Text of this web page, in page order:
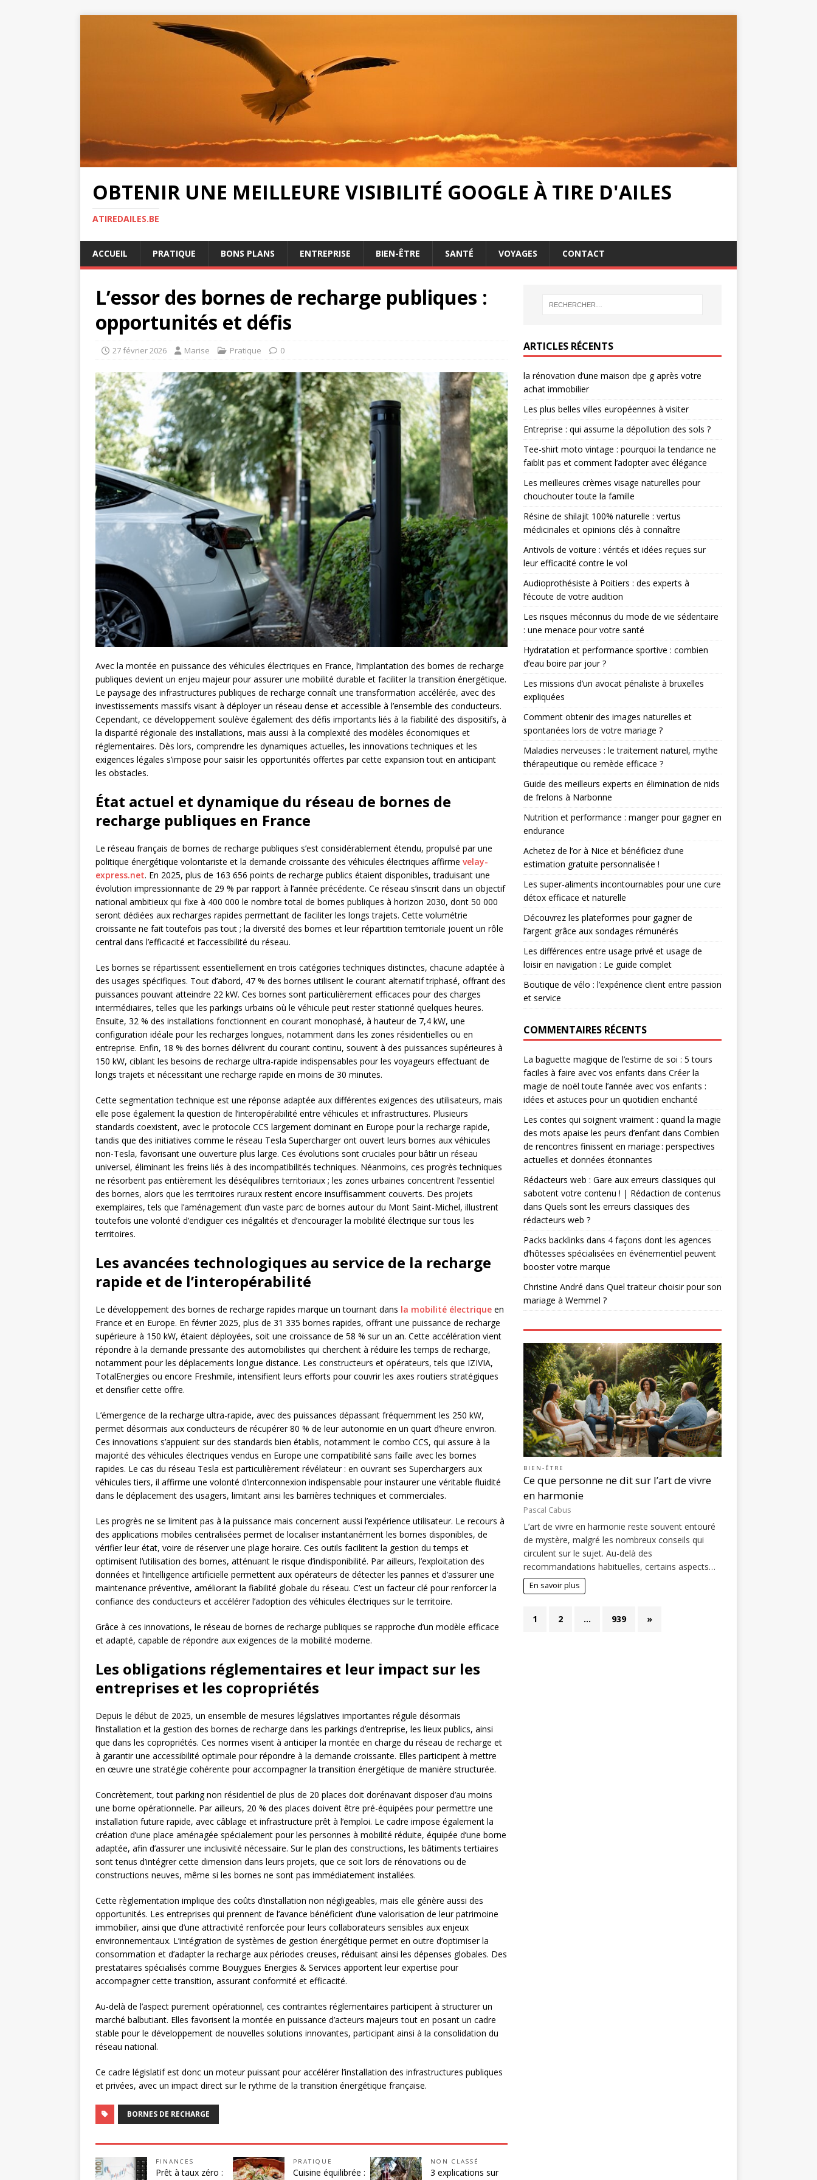
OBTENIR UNE MEILLEURE VISIBILITÉ GOOGLE À TIRE D'AILES
ATIREDAILES.BE
ACCUEIL PRATIQUE BONS PLANS ENTREPRISE BIEN-ÊTRE SANTÉ VOYAGES CONTACT
L’essor des bornes de recharge publiques :
opportunités et défis
27 février 2026 Marise Pratique 0
Avec la montée en puissance des véhicules électriques en France, l’implantation des bornes de recharge
publiques devient un enjeu majeur pour assurer une mobilité durable et faciliter la transition énergétique.
Le paysage des infrastructures publiques de recharge connaît une transformation accélérée, avec des
investissements massifs visant à déployer un réseau dense et accessible à l’ensemble des conducteurs.
Cependant, ce développement soulève également des défis importants liés à la fiabilité des dispositifs, à
la disparité régionale des installations, mais aussi à la complexité des modèles économiques et
réglementaires. Dès lors, comprendre les dynamiques actuelles, les innovations techniques et les
exigences légales s’impose pour saisir les opportunités offertes par cette expansion tout en anticipant
les obstacles.
État actuel et dynamique du réseau de bornes de
recharge publiques en France
Le réseau français de bornes de recharge publiques s’est considérablement étendu, propulsé par une
politique énergétique volontariste et la demande croissante des véhicules électriques affirme velay-
express.net. En 2025, plus de 163 656 points de recharge publics étaient disponibles, traduisant une
évolution impressionnante de 29 % par rapport à l’année précédente. Ce réseau s’inscrit dans un objectif
national ambitieux qui fixe à 400 000 le nombre total de bornes publiques à horizon 2030, dont 50 000
seront dédiées aux recharges rapides permettant de faciliter les longs trajets. Cette volumétrie
croissante ne fait toutefois pas tout ; la diversité des bornes et leur répartition territoriale jouent un rôle
central dans l’efficacité et l’accessibilité du réseau.
Les bornes se répartissent essentiellement en trois catégories techniques distinctes, chacune adaptée à
des usages spécifiques. Tout d’abord, 47 % des bornes utilisent le courant alternatif triphasé, offrant des
puissances pouvant atteindre 22 kW. Ces bornes sont particulièrement efficaces pour des charges
intermédiaires, telles que les parkings urbains où le véhicule peut rester stationné quelques heures.
Ensuite, 32 % des installations fonctionnent en courant monophasé, à hauteur de 7,4 kW, une
configuration idéale pour les recharges longues, notamment dans les zones résidentielles ou en
entreprise. Enfin, 18 % des bornes délivrent du courant continu, souvent à des puissances supérieures à
150 kW, ciblant les besoins de recharge ultra-rapide indispensables pour les voyageurs effectuant de
longs trajets et nécessitant une recharge rapide en moins de 30 minutes.
Cette segmentation technique est une réponse adaptée aux différentes exigences des utilisateurs, mais
elle pose également la question de l’interopérabilité entre véhicules et infrastructures. Plusieurs
standards coexistent, avec le protocole CCS largement dominant en Europe pour la recharge rapide,
tandis que des initiatives comme le réseau Tesla Supercharger ont ouvert leurs bornes aux véhicules
non-Tesla, favorisant une ouverture plus large. Ces évolutions sont cruciales pour bâtir un réseau
universel, éliminant les freins liés à des incompatibilités techniques. Néanmoins, ces progrès techniques
ne résorbent pas entièrement les déséquilibres territoriaux ; les zones urbaines concentrent l’essentiel
des bornes, alors que les territoires ruraux restent encore insuffisamment couverts. Des projets
exemplaires, tels que l’aménagement d’un vaste parc de bornes autour du Mont Saint-Michel, illustrent
toutefois une volonté d’endiguer ces inégalités et d’encourager la mobilité électrique sur tous les
territoires.
Les avancées technologiques au service de la recharge
rapide et de l’interopérabilité
Le développement des bornes de recharge rapides marque un tournant dans la mobilité électrique en
France et en Europe. En février 2025, plus de 31 335 bornes rapides, offrant une puissance de recharge
supérieure à 150 kW, étaient déployées, soit une croissance de 58 % sur un an. Cette accélération vient
répondre à la demande pressante des automobilistes qui cherchent à réduire les temps de recharge,
notamment pour les déplacements longue distance. Les constructeurs et opérateurs, tels que IZIVIA,
TotalEnergies ou encore Freshmile, intensifient leurs efforts pour couvrir les axes routiers stratégiques
et densifier cette offre.
L’émergence de la recharge ultra-rapide, avec des puissances dépassant fréquemment les 250 kW,
permet désormais aux conducteurs de récupérer 80 % de leur autonomie en un quart d’heure environ.
Ces innovations s’appuient sur des standards bien établis, notamment le combo CCS, qui assure à la
majorité des véhicules électriques vendus en Europe une compatibilité sans faille avec les bornes
rapides. Le cas du réseau Tesla est particulièrement révélateur : en ouvrant ses Superchargers aux
véhicules tiers, il affirme une volonté d’interconnexion indispensable pour instaurer une véritable fluidité
dans le déplacement des usagers, limitant ainsi les barrières techniques et commerciales.
Les progrès ne se limitent pas à la puissance mais concernent aussi l’expérience utilisateur. Le recours à
des applications mobiles centralisées permet de localiser instantanément les bornes disponibles, de
vérifier leur état, voire de réserver une plage horaire. Ces outils facilitent la gestion du temps et
optimisent l’utilisation des bornes, atténuant le risque d’indisponibilité. Par ailleurs, l’exploitation des
données et l’intelligence artificielle permettent aux opérateurs de détecter les pannes et d’assurer une
maintenance préventive, améliorant la fiabilité globale du réseau. C’est un facteur clé pour renforcer la
confiance des conducteurs et accélérer l’adoption des véhicules électriques sur le territoire.
Grâce à ces innovations, le réseau de bornes de recharge publiques se rapproche d’un modèle efficace
et adapté, capable de répondre aux exigences de la mobilité moderne.
Les obligations réglementaires et leur impact sur les
entreprises et les copropriétés
Depuis le début de 2025, un ensemble de mesures législatives importantes régule désormais
l’installation et la gestion des bornes de recharge dans les parkings d’entreprise, les lieux publics, ainsi
que dans les copropriétés. Ces normes visent à anticiper la montée en charge du réseau de recharge et
à garantir une accessibilité optimale pour répondre à la demande croissante. Elles participent à mettre
en œuvre une stratégie cohérente pour accompagner la transition énergétique de manière structurée.
Concrètement, tout parking non résidentiel de plus de 20 places doit dorénavant disposer d’au moins
une borne opérationnelle. Par ailleurs, 20 % des places doivent être pré-équipées pour permettre une
installation future rapide, avec câblage et infrastructure prêt à l’emploi. Le cadre impose également la
création d’une place aménagée spécialement pour les personnes à mobilité réduite, équipée d’une borne
adaptée, afin d’assurer une inclusivité nécessaire. Sur le plan des constructions, les bâtiments tertiaires
sont tenus d’intégrer cette dimension dans leurs projets, que ce soit lors de rénovations ou de
constructions neuves, même si les bornes ne sont pas immédiatement installées.
Cette règlementation implique des coûts d’installation non négligeables, mais elle génère aussi des
opportunités. Les entreprises qui prennent de l’avance bénéficient d’une valorisation de leur patrimoine
immobilier, ainsi que d’une attractivité renforcée pour leurs collaborateurs sensibles aux enjeux
environnementaux. L’intégration de systèmes de gestion énergétique permet en outre d’optimiser la
consommation et d’adapter la recharge aux périodes creuses, réduisant ainsi les dépenses globales. Des
prestataires spécialisés comme Bouygues Energies & Services apportent leur expertise pour
accompagner cette transition, assurant conformité et efficacité.
Au-delà de l’aspect purement opérationnel, ces contraintes réglementaires participent à structurer un
marché balbutiant. Elles favorisent la montée en puissance d’acteurs majeurs tout en posant un cadre
stable pour le développement de nouvelles solutions innovantes, participant ainsi à la consolidation du
réseau national.
Ce cadre législatif est donc un moteur puissant pour accélérer l’installation des infrastructures publiques
et privées, avec un impact direct sur le rythme de la transition énergétique française.
BORNES DE RECHARGE
FINANCES
Prêt à taux zéro :
PRATIQUE
Cuisine équilibrée :
NON CLASSÉ
3 explications sur
ARTICLES RÉCENTS
la rénovation d’une maison dpe g après votre
achat immobilier
Les plus belles villes européennes à visiter
Entreprise : qui assume la dépollution des sols ?
Tee-shirt moto vintage : pourquoi la tendance ne
faiblit pas et comment l’adopter avec élégance
Les meilleures crèmes visage naturelles pour
chouchouter toute la famille
Résine de shilajit 100% naturelle : vertus
médicinales et opinions clés à connaître
Antivols de voiture : vérités et idées reçues sur
leur efficacité contre le vol
Audioprothésiste à Poitiers : des experts à
l’écoute de votre audition
Les risques méconnus du mode de vie sédentaire
: une menace pour votre santé
Hydratation et performance sportive : combien
d’eau boire par jour ?
Les missions d’un avocat pénaliste à bruxelles
expliquées
Comment obtenir des images naturelles et
spontanées lors de votre mariage ?
Maladies nerveuses : le traitement naturel, mythe
thérapeutique ou remède efficace ?
Guide des meilleurs experts en élimination de nids
de frelons à Narbonne
Nutrition et performance : manger pour gagner en
endurance
Achetez de l’or à Nice et bénéficiez d’une
estimation gratuite personnalisée !
Les super-aliments incontournables pour une cure
détox efficace et naturelle
Découvrez les plateformes pour gagner de
l’argent grâce aux sondages rémunérés
Les différences entre usage privé et usage de
loisir en navigation : Le guide complet
Boutique de vélo : l’expérience client entre passion
et service
COMMENTAIRES RÉCENTS
La baguette magique de l’estime de soi : 5 tours
faciles à faire avec vos enfants dans Créer la
magie de noël toute l’année avec vos enfants :
idées et astuces pour un quotidien enchanté
Les contes qui soignent vraiment : quand la magie
des mots apaise les peurs d’enfantdans Combien
de rencontres finissent en mariage : perspectives
actuelles et données étonnantes
Rédacteurs web : Gare aux erreurs classiques qui
sabotent votre contenu ! | Rédaction de contenus
dans Quels sont les erreurs classiques des
rédacteurs web ?
Packs backlinks dans 4 façons dont les agences
d’hôtesses spécialisées en événementiel peuvent
booster votre marque
Christine André dans Quel traiteur choisir pour son
mariage à Wemmel ?
BIEN-ÊTRE
Ce que personne ne dit sur l’art de vivre
en harmonie
Pascal Cabus
L’art de vivre en harmonie reste souvent entouré
de mystère, malgré les nombreux conseils qui
circulent sur le sujet. Au-delà des
recommandations habituelles, certains aspects…
En savoir plus
1 2 … 939 »